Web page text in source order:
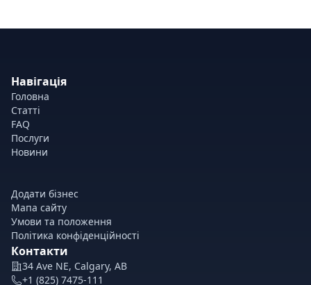
Навігація
Головна
Статті
FAQ
Послуги
Новини
Додати бізнес
Мапа сайту
Умови та положення
Політика конфіденційності
Контакти
34 Ave NE, Calgary, AB
+1 (825) 7475-111